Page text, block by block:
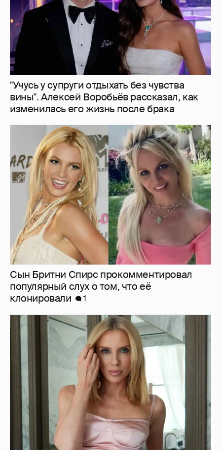
Сын Бритни Спирс прокомментировал
популярный слух о том, что её
клонировали
1
57-летняя Светлана Бондарчук показала
фигуру в бикини
2